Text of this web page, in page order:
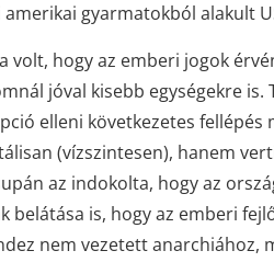
gyarmatokból alakult
volt, hogy az emberi jogok
jóval kisebb egységekre is.
elleni következetes fellépés
(vízszintesen), hanem
az indokolta, hogy az
belátása is, hogy az emberi
nem vezetett anarchiához,